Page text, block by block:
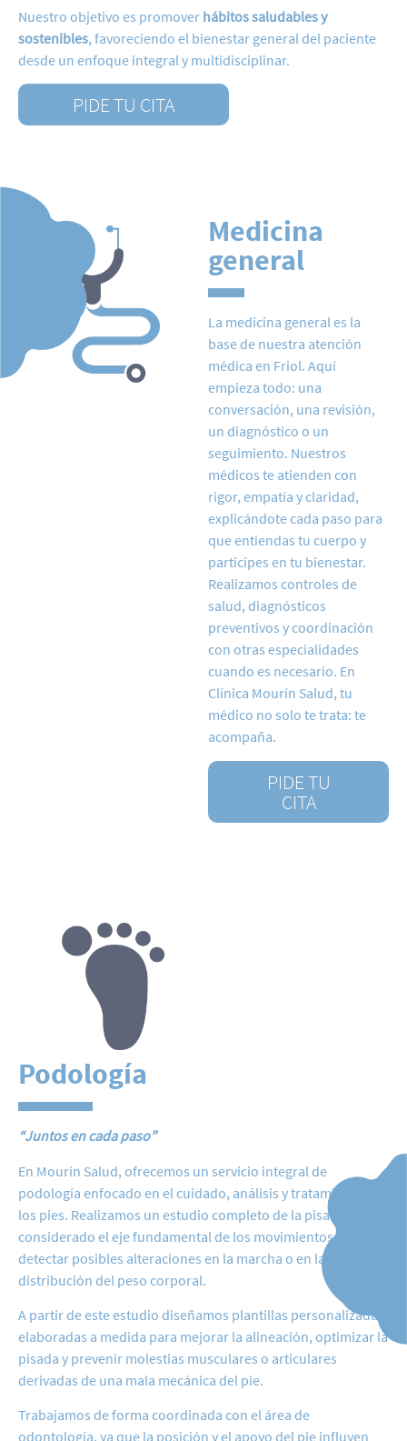
Nuestro objetivo es promover hábitos saludables y
sostenibles, favoreciendo el bienestar general del paciente
desde un enfoque integral y multidisciplinar.
PIDE TU CITA
Medicina
general
La medicina general es la
base de nuestra atención
médica en Friol. Aquí
empieza todo: una
conversación, una revisión,
un diagnóstico o un
seguimiento. Nuestros
médicos te atienden con
rigor, empatía y claridad,
explicándote cada paso para
que entiendas tu cuerpo y
participes en tu bienestar.
Realizamos controles de
salud, diagnósticos
preventivos y coordinación
con otras especialidades
cuando es necesario. En
Clínica Mourín Salud, tu
médico no solo te trata: te
acompaña.
PIDE TU
CITA
Podología
“Juntos en cada paso”
En Mourín Salud, ofrecemos un servicio integral de
podología enfocado en el cuidado, análisis y tratamiento de
los pies. Realizamos un estudio completo de la pisada,
considerado el eje fundamental de los movimientos, para
detectar posibles alteraciones en la marcha o en la
distribución del peso corporal.
A partir de este estudio diseñamos plantillas personalizadas,
elaboradas a medida para mejorar la alineación, optimizar la
pisada y prevenir molestias musculares o articulares
derivadas de una mala mecánica del pie.
Trabajamos de forma coordinada con el área de
odontología, ya que la posición y el apoyo del pie influyen